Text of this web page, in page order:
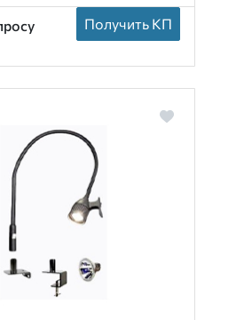
Получить КП